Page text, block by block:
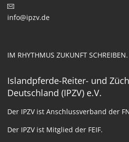
info@ipzv.de
IM RHYTHMUS ZUKUNFT SCHREIBEN.
Islandpferde-Reiter- und
Deutschland (IPZV) e.V.
Der IPZV ist Anschlussverband der
Der IPZV ist Mitglied der FEIF.